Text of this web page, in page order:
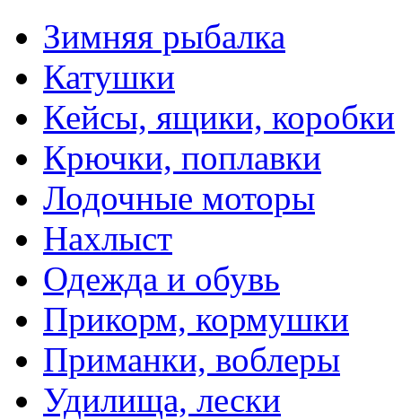
Зимняя рыбалка
Катушки
Кейсы, ящики, коробки
Крючки, поплавки
Лодочные моторы
Нахлыст
Одежда и обувь
Прикорм, кормушки
Приманки, воблеры
Удилища, лески